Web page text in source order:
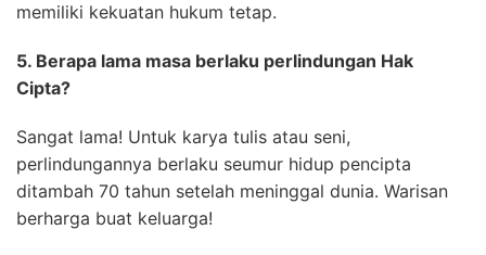
memiliki kekuatan hukum tetap.
5. Berapa lama masa berlaku perlindungan Hak
Cipta?
Sangat lama! Untuk karya tulis atau seni,
perlindungannya berlaku seumur hidup pencipta
ditambah 70 tahun setelah meninggal dunia. Warisan
berharga buat keluarga!